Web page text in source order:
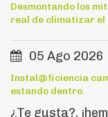
Desmontando los
real de climatizar el
05 Ago 2026
Instal@ficiencia
estando dentro.
¿Te gusta?,